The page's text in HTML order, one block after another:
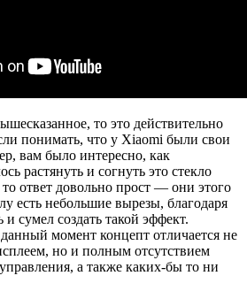
то это действительно
понимать, что у Xiaomi были свои
вам было интересно, как
растянуть и согнуть это стекло
ответ довольно прост — они этого
есть небольшие вырезы, благодаря
сумел создать такой эффект.
момент концепт отличается не
но и полным отсутствием
а также каких-бы то ни